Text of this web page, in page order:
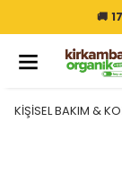
🚚
KİŞİSEL BAKIM &